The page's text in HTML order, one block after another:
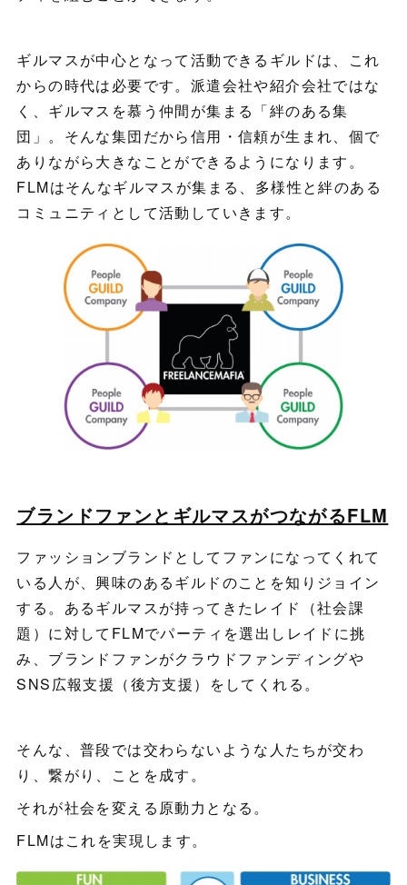
ギルマスが中心となって活動できるギルドは、これ
からの時代は必要です。派遣会社や紹介会社ではな
く、ギルマスを慕う仲間が集まる「絆のある集
団」。そんな集団だから信用・信頼が生まれ、個で
ありながら大きなことができるようになります。
FLMはそんなギルマスが集まる、多様性と絆のある
コミュニティとして活動していきます。
ブランドファンとギルマスがつながるFLM
ファッションブランドとしてファンになってくれて
いる人が、興味のあるギルドのことを知りジョイン
する。あるギルマスが持ってきたレイド（社会課
題）に対してFLMでパーティを選出しレイドに挑
み、ブランドファンがクラウドファンディングや
SNS広報支援（後方支援）をしてくれる。
そんな、普段では交わらないような人たちが交わ
り、繋がり、ことを成す。
それが社会を変える原動力となる。
FLMはこれを実現します。